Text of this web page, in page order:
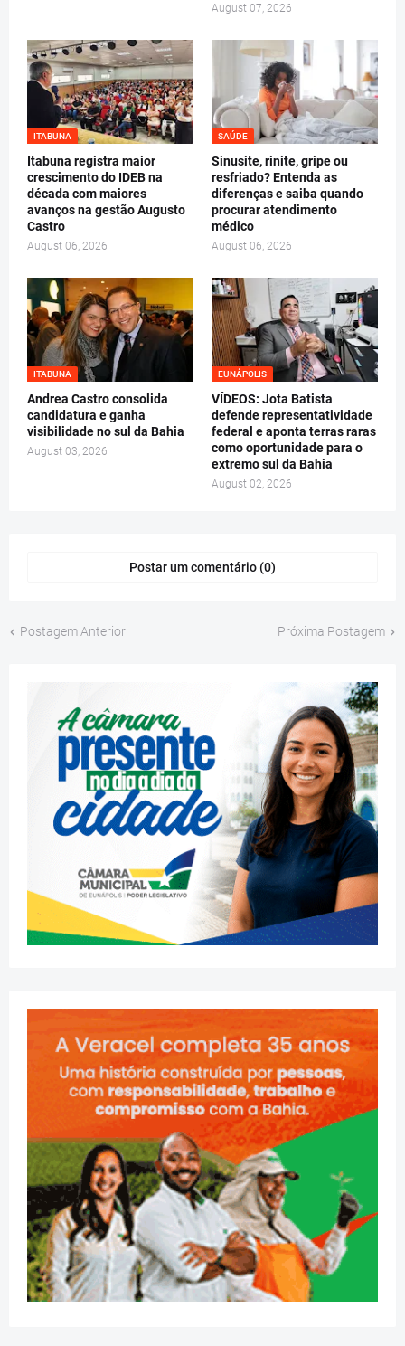
August 07, 2026
ITABUNA
Itabuna registra maior
crescimento do IDEB na
década com maiores
avanços na gestão Augusto
Castro
August 06, 2026
SAÚDE
Sinusite, rinite, gripe ou
resfriado? Entenda as
diferenças e saiba quando
procurar atendimento
médico
August 06, 2026
ITABUNA
Andrea Castro consolida
candidatura e ganha
visibilidade no sul da Bahia
August 03, 2026
EUNÁPOLIS
VÍDEOS: Jota Batista
defende representatividade
federal e aponta terras raras
como oportunidade para o
extremo sul da Bahia
August 02, 2026
Postar um comentário (0)
Postagem Anterior Próxima Postagem